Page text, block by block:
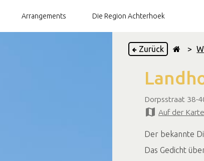
Arrangements Die Region Achterhoek
Zurück >
Dorpsstraat 38-
Auf der
Der bekannte
Das Gedicht